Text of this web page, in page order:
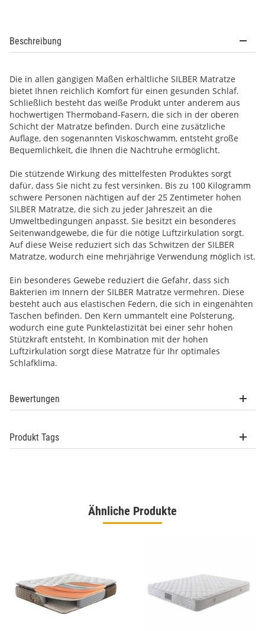
Beschreibung
Die in allen gängigen Maßen erhältliche SILBER Matratze
bietet Ihnen reichlich Komfort für einen gesunden Schlaf.
Schließlich besteht das weiße Produkt unter anderem aus
hochwertigen Thermoband-Fasern, die sich in der oberen
Schicht der Matratze befinden. Durch eine zusätzliche
Auflage, den sogenannten Viskoschwamm, entsteht große
Bequemlichkeit, die Ihnen die Nachtruhe ermöglicht.
Die stützende Wirkung des mittelfesten Produktes sorgt
dafür, dass Sie nicht zu fest versinken. Bis zu 100 Kilogramm
schwere Personen nächtigen auf der 25 Zentimeter hohen
SILBER Matratze, die sich zu jeder Jahreszeit an die
Umweltbedingungen anpasst. Sie besitzt ein besonderes
Seitenwandgewebe, die für die nötige Luftzirkulation sorgt.
Auf diese Weise reduziert sich das Schwitzen der SILBER
Matratze, wodurch eine mehrjährige Verwendung möglich ist.
Ein besonderes Gewebe reduziert die Gefahr, dass sich
Bakterien im Innern der SILBER Matratze vermehren. Diese
besteht auch aus elastischen Federn, die sich in eingenähten
Taschen befinden. Den Kern ummantelt eine Polsterung,
wodurch eine gute Punktelastizität bei einer sehr hohen
Stützkraft entsteht. In Kombination mit der hohen
Luftzirkulation sorgt diese Matratze für Ihr optimales
Schlafklima.
Bewertungen
Produkt Tags
Ähnliche Produkte